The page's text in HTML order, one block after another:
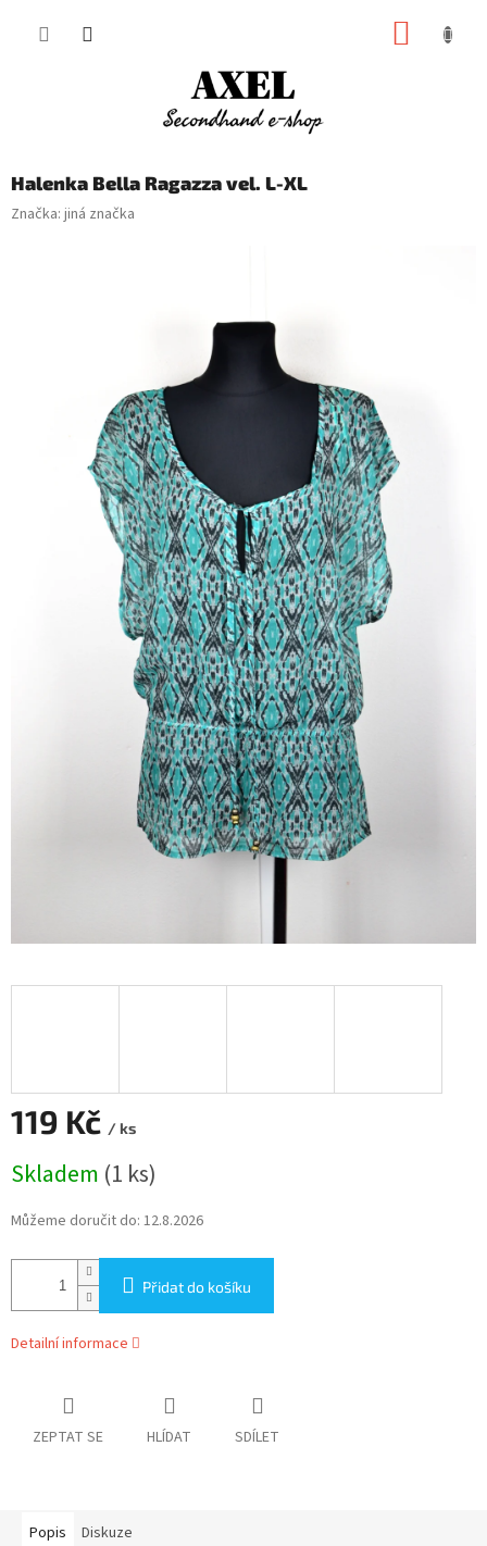
Halenka Bella Ragazza vel. L-XL
Značka: jiná značka
119 Kč / ks
cena:
Skladem (1 ks)
Můžeme doručit do: 12.8.2026
Přidat do košíku
Detailní informace
ZEPTAT SE HLÍDAT SDÍLET
Popis Diskuze